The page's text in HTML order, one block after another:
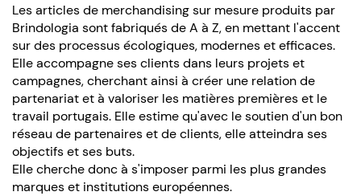
Les articles de merchandising sur mesure produits par
Brindologia sont fabriqués de A à Z, en mettant l'accent
sur des processus écologiques, modernes et efficaces.
Elle accompagne ses clients dans leurs projets et
campagnes, cherchant ainsi à créer une relation de
partenariat et à valoriser les matières premières et le
travail portugais. Elle estime qu'avec le soutien d'un bon
réseau de partenaires et de clients, elle atteindra ses
objectifs et ses buts.
Elle cherche donc à s'imposer parmi les plus grandes
marques et institutions européennes.